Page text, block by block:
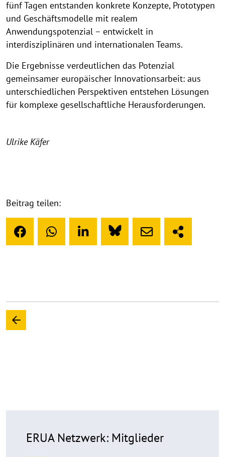
fünf Tagen entstanden konkrete Konzepte, Prototypen
und Geschäftsmodelle mit realem
Anwendungspotenzial – entwickelt in
interdisziplinären und internationalen Teams.
Die Ergebnisse verdeutlichen das Potenzial
gemeinsamer europäischer Innovationsarbeit: aus
unterschiedlichen Perspektiven entstehen Lösungen
für komplexe gesellschaftliche Herausforderungen.
Ulrike Käfer
Beitrag teilen:
ERUA Netzwerk: Mitglieder